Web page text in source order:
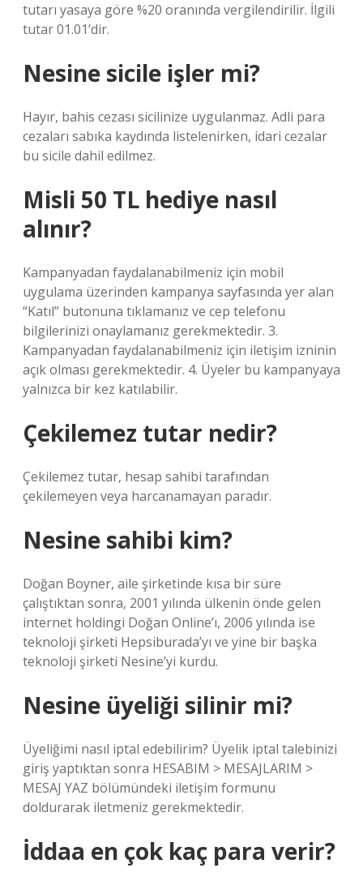
tutarı yasaya göre %20 oranında vergilendirilir. İlgili
tutar 01.01’dir.
Nesine sicile işler mi?
Hayır, bahis cezası sicilinize uygulanmaz. Adli para
cezaları sabıka kaydında listelenirken, idari cezalar
bu sicile dahil edilmez.
Misli 50 TL hediye nasıl
alınır?
Kampanyadan faydalanabilmeniz için mobil
uygulama üzerinden kampanya sayfasında yer alan
“Katıl” butonuna tıklamanız ve cep telefonu
bilgilerinizi onaylamanız gerekmektedir. 3.
Kampanyadan faydalanabilmeniz için iletişim izninin
açık olması gerekmektedir. 4. Üyeler bu kampanyaya
yalnızca bir kez katılabilir.
Çekilemez tutar nedir?
Çekilemez tutar, hesap sahibi tarafından
çekilemeyen veya harcanamayan paradır.
Nesine sahibi kim?
Doğan Boyner, aile şirketinde kısa bir süre
çalıştıktan sonra, 2001 yılında ülkenin önde gelen
internet holdingi Doğan Online’ı, 2006 yılında ise
teknoloji şirketi Hepsiburada’yı ve yine bir başka
teknoloji şirketi Nesine’yi kurdu.
Nesine üyeliği silinir mi?
Üyeliğimi nasıl iptal edebilirim? Üyelik iptal talebinizi
giriş yaptıktan sonra HESABIM > MESAJLARIM >
MESAJ YAZ bölümündeki iletişim formunu
doldurarak iletmeniz gerekmektedir.
İddaa en çok kaç para verir?